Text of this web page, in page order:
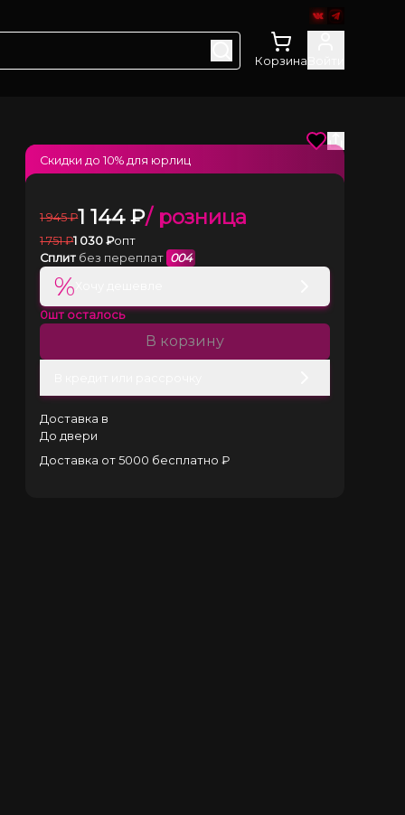
Корзина
1 945 ₽1 144₽/ розница
1 751 ₽1 030 ₽опт
Сплит без переплат 004
%
0шт осталось
В корзину
Доставка в
До двери
Доставка от 5000 бесплатно ₽
Скидки до10% для юрлиц